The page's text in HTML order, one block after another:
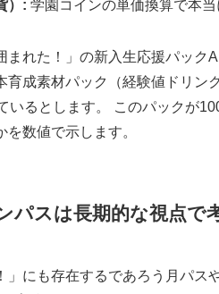
）: 学園コインの単価換算で本当
まれた！」の新入生応援パック
育成素材パック（経験値ドリン
いるとします。 このパックが
数値で示します。
パスは長期的な視点で
」にも存在するであろう月パ